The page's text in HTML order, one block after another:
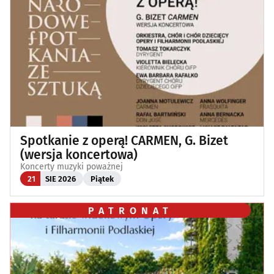
Spotkanie z operą! CARMEN, G. Bizet
(wersja koncertowa)
Koncerty muzyki poważnej
21 SIE 2026 Piątek
PATRONAT